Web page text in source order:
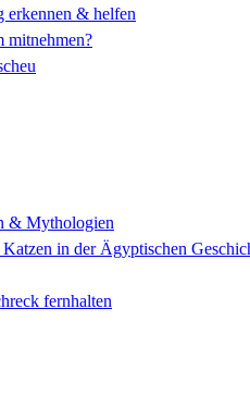
erkennen & helfen
mitnehmen?
& Mythologien
in der Ägyptischen
fernhalten